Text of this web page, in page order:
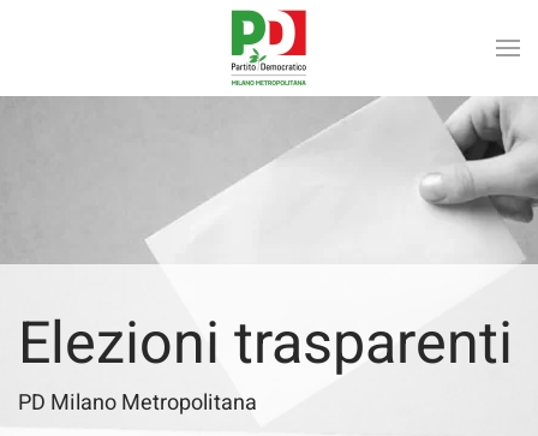
Elezioni trasparenti
PD Milano Metropolitana